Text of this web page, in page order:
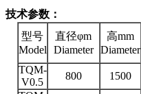
技术参数：
型号
Model
直径φm
Diameter
高mm
Diameter
TQM-
V0.5
800 1500